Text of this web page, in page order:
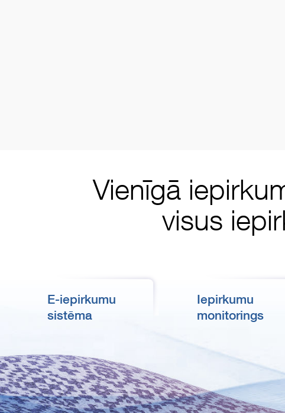
Vienīgā
visus
E-iepirkumu
sistēma
Iepirkumu
monitorings